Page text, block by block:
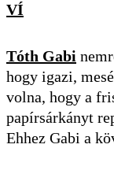
VÍ
Tóth Gabi
hogy igazi,
volna, hogy a
papírsárkányt
Ehhez Gabi a